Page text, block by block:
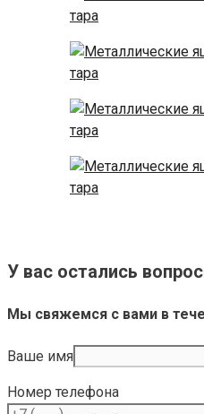
У вас остались
Мы свяжемся с вами в
Ваше имя
Номер телефона